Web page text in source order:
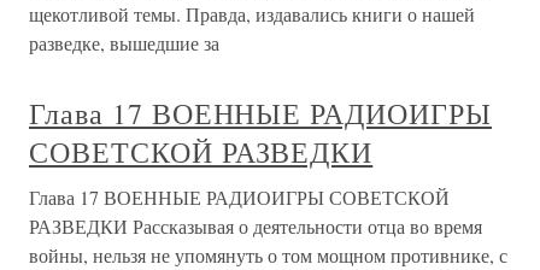
щекотливой темы. Правда, издавались книги о нашей
разведке, вышедшие за
Глава 17 ВОЕННЫЕ РАДИОИГРЫ
СОВЕТСКОЙ РАЗВЕДКИ
Глава 17 ВОЕННЫЕ РАДИОИГРЫ СОВЕТСКОЙ
РАЗВЕДКИ Рассказывая о деятельности отца во время
войны, нельзя не упомянуть о том мощном противнике, с